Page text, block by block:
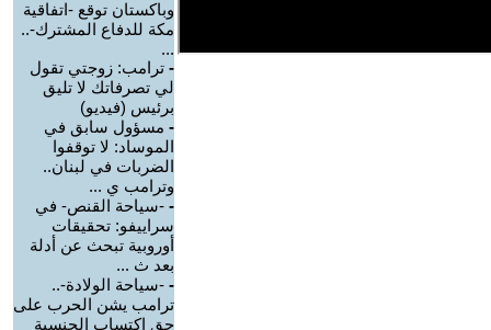
وباكستان توقع -اتفاقية
مكة للدفاع المشترك-..
...
- ترامب: زوجتي تقول
لي تصرفاتك لا تليق
برئيس (فيديو)
- مسؤول سابق في
الموساد: لا توقفوا
الضربات في لبنان..
وترامب ي ...
- -سياحة القنص- في
سراييفو: تحقيقات
أوروبية تبحث عن أدلة
بعد ث ...
- -سياحة الولادة-..
ترامب يشن الحرب على
حق اكتساب الجنسية